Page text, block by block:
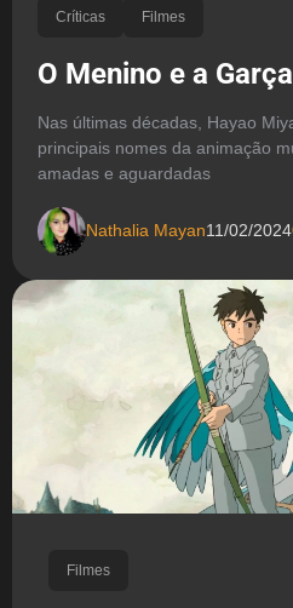
Críticas Filmes
O Menino e a
Nas últimas décadas, Hayao
principais nomes da animação
amadas e aguardadas
Nathalia Mayan11/02/2024
Filmes